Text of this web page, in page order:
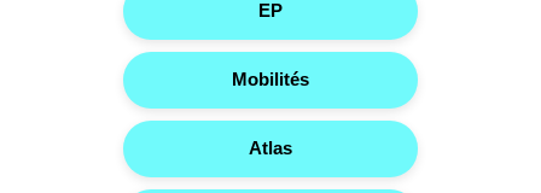
EP
Mobilités
Atlas